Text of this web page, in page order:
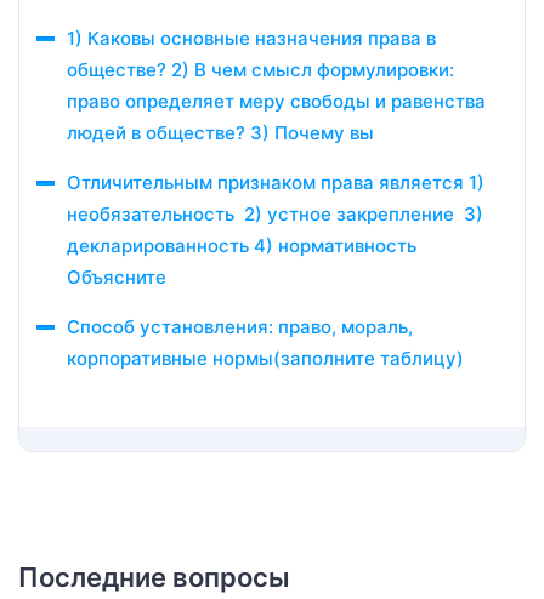
1) Каковы основные назначения права в
обществе? 2) В чем смысл формулировки:
право определяет меру свободы и равенства
людей в обществе? 3) Почему вы
Отличительным признаком права является 1)
необязательность 2) устное закрепление 3)
декларированность 4) нормативность
Объясните
Способ установления: право, мораль,
корпоративные нормы(заполните таблицу)
Последние вопросы